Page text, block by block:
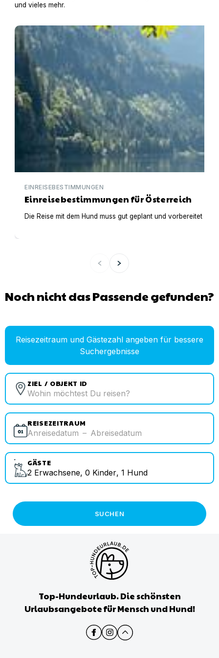
und vieles mehr.
Einreisebestimmungen für Österreich
EINREISEBESTIMMUNGEN
Einreisebestimmungen für Österreich
Die Reise mit dem Hund muss gut geplant und vorbereitet
Noch nicht das Passende gefunden?
Reisezeitraum und Gästezahl angeben für bessere
Suchergebnisse
ZIEL / OBJEKT ID
REISEZEITRAUM
Anreisedatum – Abreisedatum
GÄSTE
2 Erwachsene, 0 Kinder, 1 Hund
SUCHEN
Top-Hundeurlaub. Die schönsten
Urlaubsangebote für Mensch und Hund!